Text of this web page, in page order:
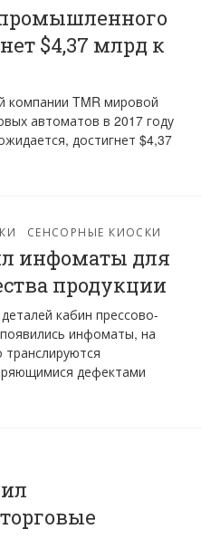
$4,37 млрд к
компании TMR мировой
автоматов в 2017 году
достигнет $4,37
СЕНСОРНЫЕ КИОСКИ
инфоматы для
продукции
кабин прессово-
инфоматы, на
транслируются
дефектами